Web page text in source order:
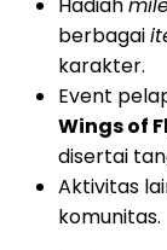
berbagai
karakter.
Event
Wings of
disertai
Aktivitas
komunitas.